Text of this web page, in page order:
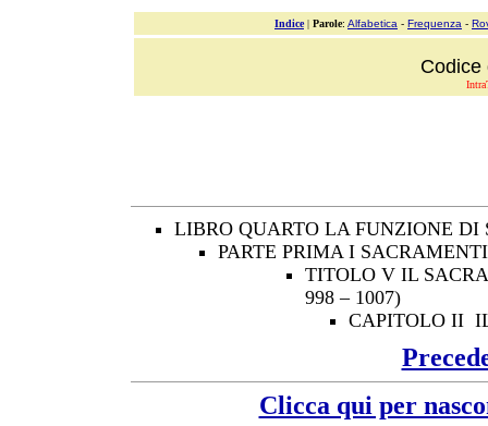
Indice| Parole: Alfabetica - Frequenza -
Codice
LIBRO QUARTO LA FUNZIONE
PARTE PRIMA I SACRAMENTI
TITOLO V IL
998 – 1007)
CAPITOLO II
Clicca qui per